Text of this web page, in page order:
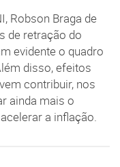
Robson Braga de
de retração do
evidente o quadro
disso, efeitos
contribuir, nos
ainda mais o
a inflação.